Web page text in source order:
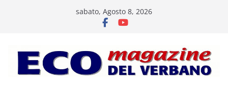
sabato, Agosto 8, 2026